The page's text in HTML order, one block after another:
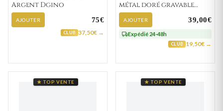
Argent Dgino
AJOUTER 75€
CLUB 37,50€ →
métal doré gravable
Mlain
AJOUTER 39,00€
Expédié 24-48h
CLUB 19,50€ →
★ TOP VENTE ★ TOP VENTE